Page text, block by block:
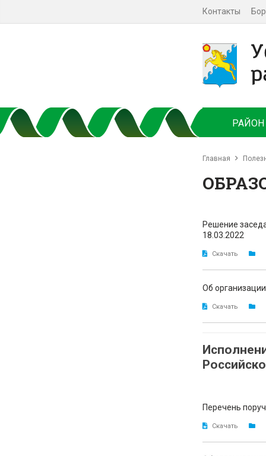
Контакты
РАЙОН
Главная
Решение
18.03.2022
Скачать
Об
Скачать
Перечень
Скачать